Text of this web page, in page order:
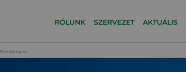
RÓLUNK SZERVEZET AKTUÁLIS
Események